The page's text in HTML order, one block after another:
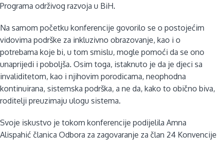
Programa održivog razvoja u BiH.
Na samom početku konferencije govorilo se o postojećim
vidovima podrške za inkluzivno obrazovanje, kao i o
potrebama koje bi, u tom smislu, mogle pomoći da se ono
unaprijedi i poboljša. Osim toga, istaknuto je da je djeci sa
invaliditetom, kao i njihovim porodicama, neophodna
kontinuirana, sistemska podrška, a ne da, kako to obično biva,
roditelji preuzimaju ulogu sistema.
Svoje iskustvo je tokom konferencije podijelila Amna
Alispahić članica Odbora za zagovaranje za član 24 Konvencije